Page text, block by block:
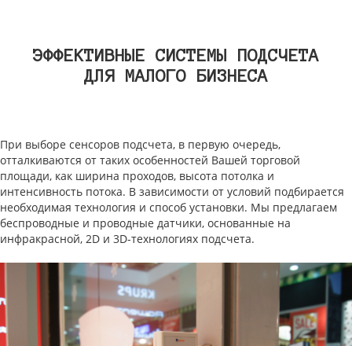
ЭФФЕКТИВНЫЕ СИСТЕМЫ ПОДСЧЕТА
ДЛЯ МАЛОГО БИЗНЕСА
При выборе сенсоров подсчета, в первую очередь,
отталкиваются от таких особенностей Вашей торговой
площади, как ширина проходов, высота потолка и
интенсивность потока. В зависимости от условий подбирается
необходимая технология и способ установки. Мы предлагаем
беспроводные и проводные датчики, основанные на
инфракрасной, 2D и 3D-технологиях подсчета.